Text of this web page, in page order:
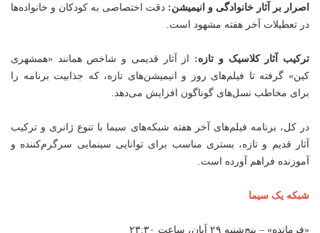
اصرار بر آثار خانوادگی و انیمیشن: دقت اختصاصی به کودکان و خانواده‌ها
در تعطیلات آخر هفته مشهود است.
ترکیب آثار کلاسیک و تازه: از آثار قدیمی و شاخص همانند «همشهری
کین» گرفته تا فیلم‌های روز و انیمیشن‌های تازه، که جذابیت برنامه را
برای مخاطب نسل‌های گوناگون افزایش می‌دهد.
در کل، برنامه فیلم‌های آخر هفته شبکه‌های سیما با تنوع ژانری و ترکیب
آثار قدیم و تازه، بستری مناسب برای توانایی سینمایی سرگرم‌کننده و
آموزنده فراهم آورده است.
شبکه یک سیما
«فرمانده» – پنج‌شنبه ۲۹ آبان، ساعت ۲۳:۳۰